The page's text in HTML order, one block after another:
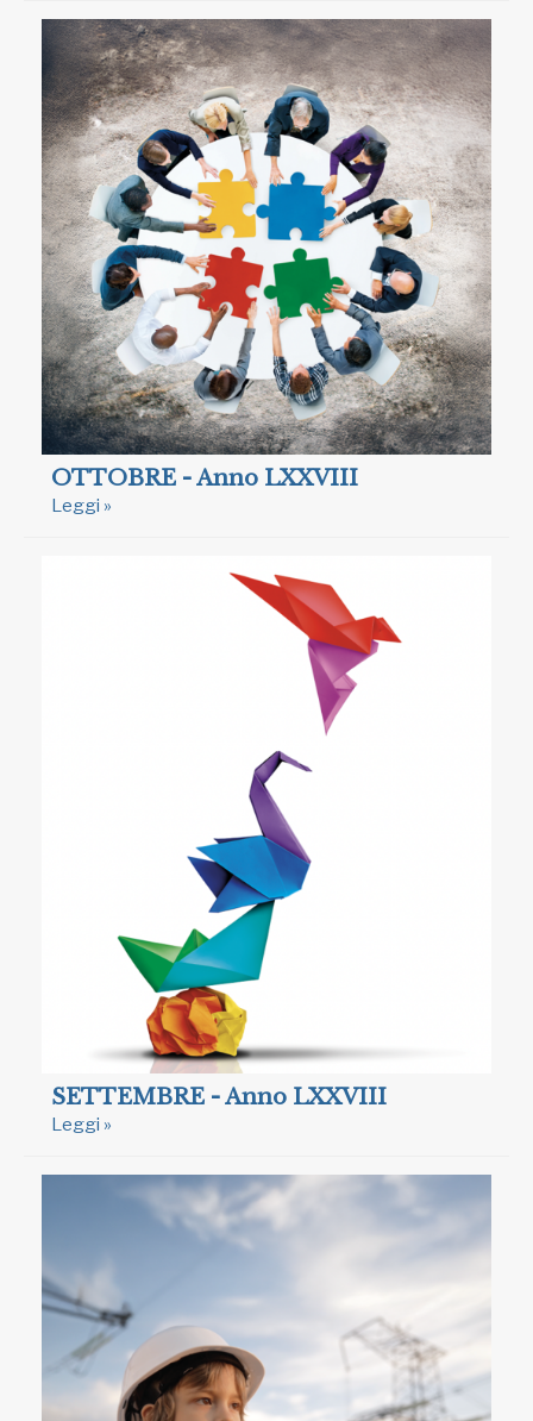
OTTOBRE - Anno LXXVIII
Leggi »
SETTEMBRE - Anno LXXVIII
Leggi »